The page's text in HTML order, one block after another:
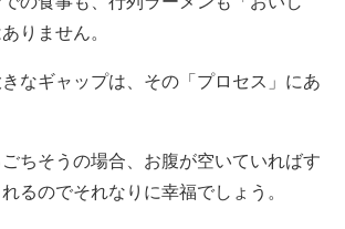
りません。
なギャップは、その「プロセス」にあ
ちそうの場合、お腹が空いていればす
るのでそれなりに幸福でしょう。